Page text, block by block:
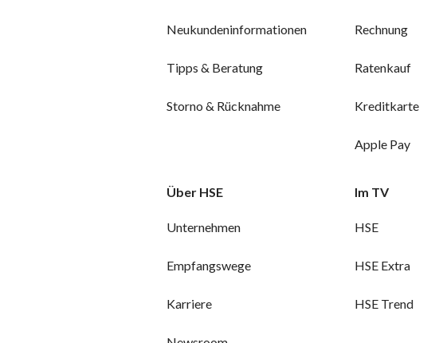
Neukundeninformationen
Tipps & Beratung
Storno & Rücknahme
Rechnung
Ratenkauf
Kreditkarte
Apple Pay
Über HSE
Unternehmen
Empfangswege
Karriere
Im TV
HSE
HSE Extra
HSE Trend